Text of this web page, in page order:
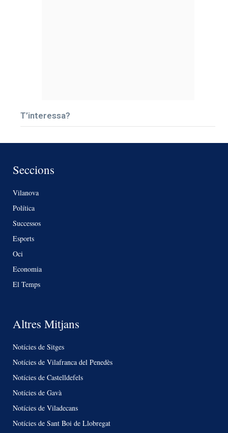
T’interessa?
Seccions
Vilanova
Política
Successos
Esports
Oci
Economia
El Temps
Altres Mitjans
Notícies de Sitges
Notícies de Vilafranca del Penedès
Notícies de Castelldefels
Notícies de Gavà
Notícies de Viladecans
Notícies de Sant Boi de Llobregat